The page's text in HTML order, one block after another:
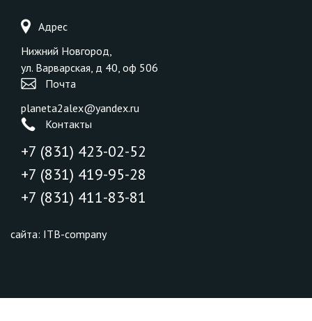
Адрес
Нижний Новгород,
ул. Варварская, д 40, оф 506
Почта
planeta2alex@yandex.ru
Контакты
+7 (831) 423-02-52
+7 (831) 419-95-28
+7 (831) 411-83-81
сайта: ITB-company